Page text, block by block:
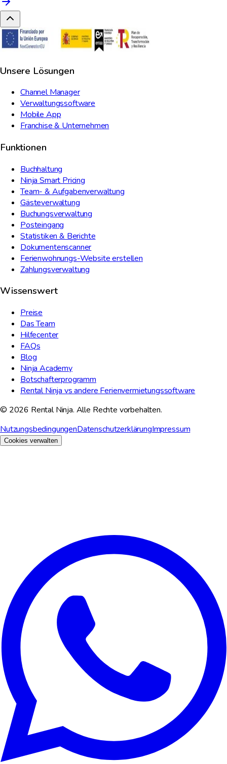
Unsere Lösungen
Channel Manager
Verwaltungssoftware
Mobile App
Franchise & Unternehmen
Funktionen
Buchhaltung
Ninja Smart Pricing
Team- & Aufgabenverwaltung
Gästeverwaltung
Buchungsverwaltung
Posteingang
Statistiken & Berichte
Dokumentenscanner
Ferienwohnungs-Website erstellen
Zahlungsverwaltung
Wissenswert
Preise
Das Team
Hilfecenter
FAQs
Blog
Ninja Academy
Botschafterprogramm
Rental Ninja vs andere Ferienvermietungssoftware
© 2026 Rental Ninja. Alle Rechte vorbehalten.
NutzungsbedingungenDatenschutzerklärungImpressum
Cookies verwalten
Wir verwenden Cookies, um Ihre Erfahrung zu verbessern, den
Website-Traffic zu analysieren und für Marketingzwecke. Sie
können wählen, welche Cookies Sie akzeptieren möchten.
Alle ablehnen Anpassen